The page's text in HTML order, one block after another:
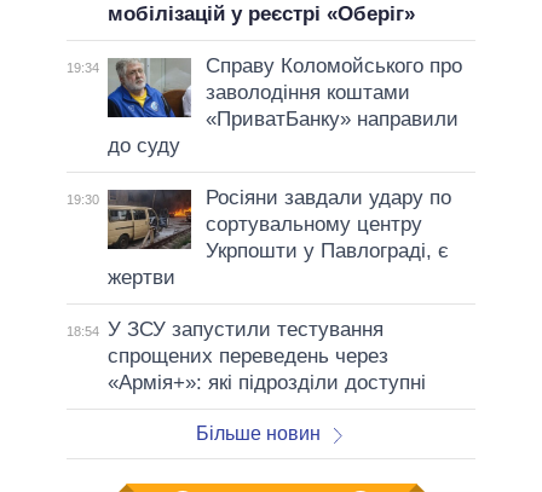
мобілізацій у реєстрі «Оберіг»
19:34
Справу Коломойського про
заволодіння коштами
«ПриватБанку» направили
до суду
19:30
Росіяни завдали удару по
сортувальному центру
Укрпошти у Павлограді, є
жертви
18:54 У ЗСУ запустили тестування
спрощених переведень через
«Армія+»: які підрозділи доступні
Більше новин